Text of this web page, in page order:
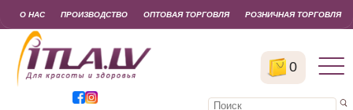
0
О НАС ПРОИЗВОДСТВО ОПТОВАЯ ТОРГОВЛЯ РОЗНИЧНАЯ ТОРГОВЛЯ